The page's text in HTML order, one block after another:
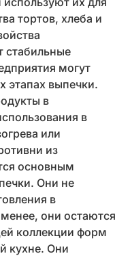
тортов, хлеба и
стабильные
могут
этапах выпечки.
в
в
или
из
основным
Они не
в
они остаются
коллекции форм
кухне. Они